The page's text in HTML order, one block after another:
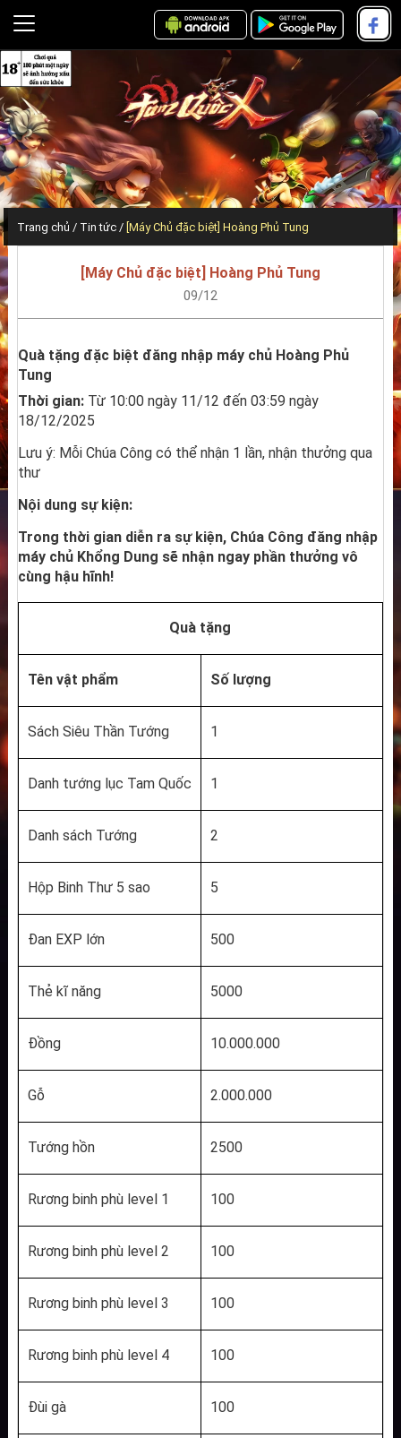
Trang chủ Tin tức [Máy Chủ đặc biệt] Hoàng Phủ Tung
[Máy Chủ đặc biệt] Hoàng Phủ Tung
09/12
Quà tặng đặc biệt đăng nhập máy chủ Hoàng Phủ
Tung
Thời gian: Từ 10:00 ngày 11/12 đến 03:59 ngày
18/12/2025
Lưu ý: Mỗi Chúa Công có thể nhận 1 lần, nhận thưởng qua
thư
Nội dung sự kiện:
Trong thời gian diễn ra sự kiện, Chúa Công đăng nhập
máy chủ Khổng Dung sẽ nhận ngay phần thưởng vô
cùng hậu hĩnh!
Quà tặng
Tên vật phẩm Số lượng
Sách Siêu Thần Tướng 1
Danh tướng lục Tam Quốc 1
Danh sách Tướng 2
Hộp Binh Thư 5 sao 5
Đan EXP lớn 500
Thẻ kĩ năng 5000
Đồng 10.000.000
Gỗ 2.000.000
Tướng hồn 2500
Rương binh phù level 1 100
Rương binh phù level 2 100
Rương binh phù level 3 100
Rương binh phù level 4 100
Đùi gà 100